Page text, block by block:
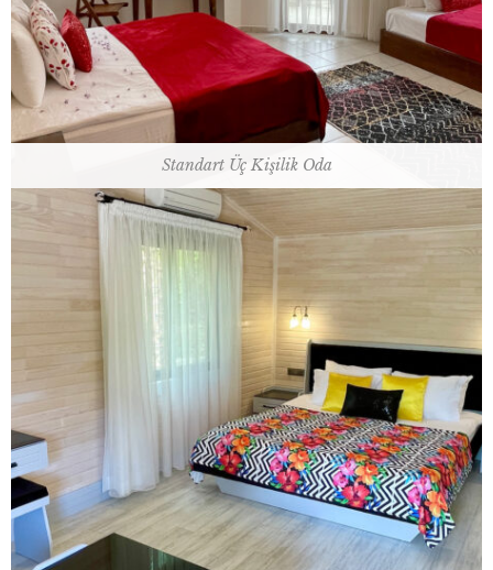
Standart Üç Kişilik Oda
30 m2 / 1 çift kişilik yatak ve 1 ranza
Oda Planı